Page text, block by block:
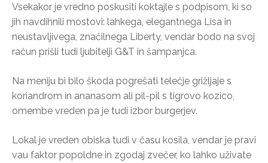
Vsekakor je vredno poskusiti koktajle s podpisom, ki so
jih navdihnili mostovi: lahkega, elegantnega Lisa in
neustavljivega, značilnega Liberty, vendar bodo na svoj
račun prišli tudi ljubitelji G&T in šampanjca.
Na meniju bi bilo škoda pogrešati telečje grižljaje s
koriandrom in ananasom ali pil-pil s tigrovo kozico,
omembe vreden pa je tudi izbor burgerjev.
Lokal je vreden obiska tudi v času kosila, vendar je pravi
vau faktor popoldne in zgodaj zvečer, ko lahko uživate